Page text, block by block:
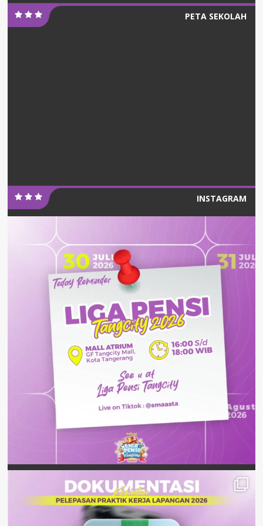
PETA SEKOLAH
INSTAGRAM